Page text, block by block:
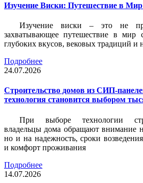
Изучение Виски: Путешествие в
Изучение виски – это не
захватывающее путешествие в мир
глубоких вкусов, вековых традиций и
Подробнее
24.07.2026
Строительство домов из СИП-
технология становится выбором
При выборе технологии
владельцы дома обращают внимание
но и на надежность, сроки
и комфорт проживания
Подробнее
14.07.2026